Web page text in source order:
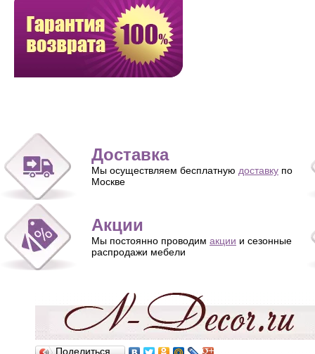
Доставка
Мы осуществляем бесплатную доставку по
Москве
Акции
Мы постоянно проводим акции и сезонные
распродажи мебели
Поделиться…